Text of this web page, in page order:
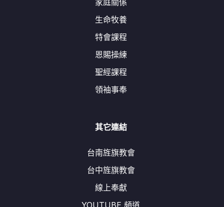
家庭關係
生命牧養
特會課程
恩賜操練
聖經課程
領袖事奉
其它連結
台南旌旗教會
台中旌旗教會
線上奉獻
YOUTUBE 頻道